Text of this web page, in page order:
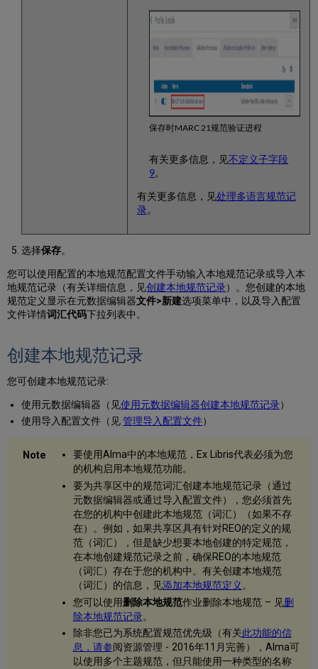
ID
链
的
书
目
记
首
词
正
在
目
处
保存时MARC 21规范验证进程
有关更多信息，见不定义子字段
9。
有关更多信息，见处理多语言规范记
录。
选择保存。
您可以使用配置的本地规范配置文件手动输入本地规范记录或导入本
地规范记录（有关详细信息，见创建本地规范记录）。您创建的本地
规范定义显示在元数据编辑器文件>新建选项菜单中，以及导入配置
文件详情词汇代码下拉列表中。
创建本地规范记录
您可创建本地规范记录:
使用元数据编辑器（见使用元数据编辑器创建本地规范记录）
使用导入配置文件（见管理导入配置文件）
要使用Alma中的本地规范，Ex Libris代表必须为您
的机构启用本地规范功能。
要为共享区中的规范词汇创建本地规范记录（通过
元数据编辑器或通过导入配置文件），您必须首先
在您的机构中创建此本地规范（词汇）（如果不存
在）。例如，如果共享区具有针对REO的定义的规
范（词汇），但是缺少想要本地创建的特定规范，
在本地创建规范记录之前，确保REO的本地规范
（词汇）存在于您的机构中。有关创建本地规范
（词汇）的信息，见添加本地规范定义。
您可以使用删除本地规范作业删除本地规范 – 见删
除本地规范记录。
除非您已为系统配置规范优先级（有关此功能的信
息，请参阅资源管理 - 2016年11月完善），Alma可
以使用多个主题规范，但只能使用一种类型的名称